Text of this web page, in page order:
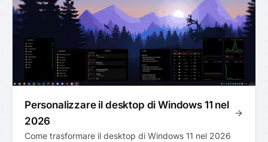
Personalizzare il desktop di Windows 11 nel
2026
Come trasformare il desktop di Windows 11 nel 2026